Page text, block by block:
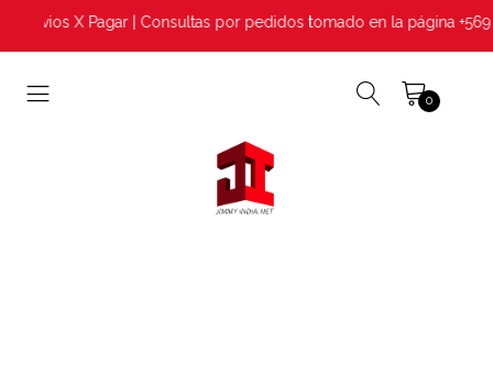
X Pagar | Consultas por pedidos tomado en la página +569
0